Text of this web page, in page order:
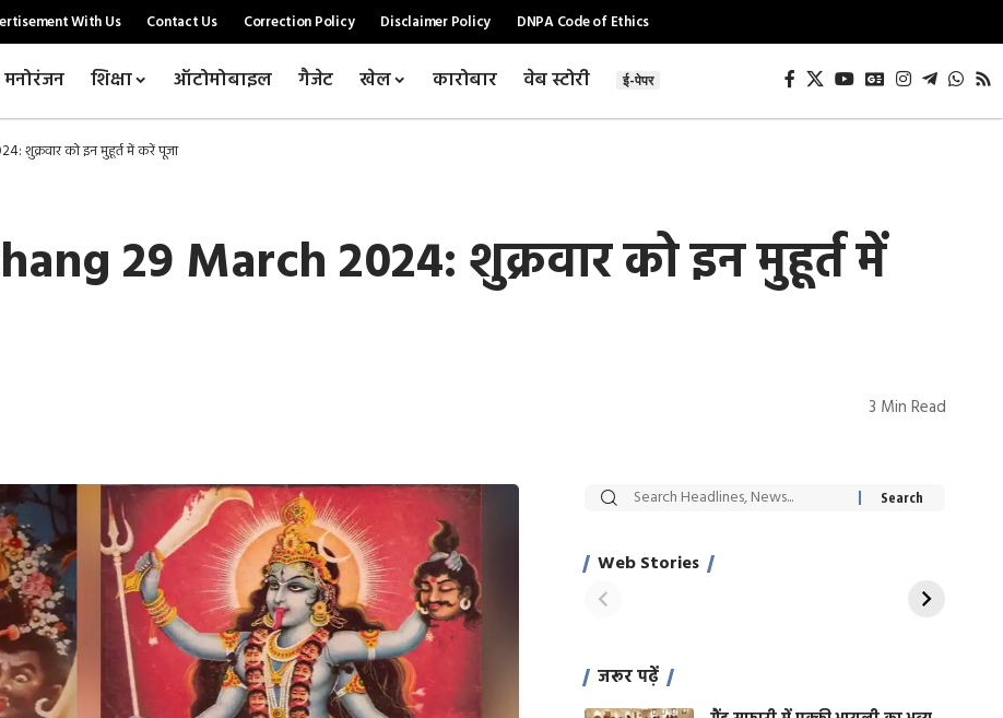
With Us Contact Us Correction Policy Disclaimer Policy DNPA Code of Ethics
मनोरंजन शिक्षा ऑटोमोबाइल गैजेट खेल कारोबार वेब स्टोरी ई-पेपर
शुक्रवार को इन मुहूर्त में करें पूजा
29 March 2024: शुक्रवार को इन मुहूर्त में
3 Min Read
Web Stories
सट्टेबाजी में अरेस्ट हुए
साहिल खान
रोज एक कच्चे लहसुन
जरूर पढ़ें